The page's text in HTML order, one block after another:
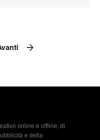
online e offline, di
e della